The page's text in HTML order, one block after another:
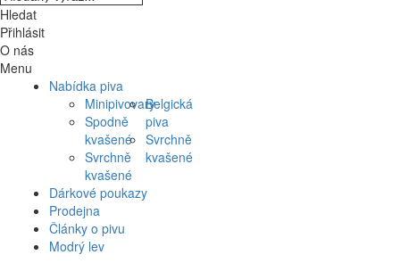
Hledat
Přihlásit
O nás
Menu
Nabídka piva
Minipivovary
Spodně
kvašené
Svrchně
kvašené
Belgická
piva
Svrchně
kvašené
Dárkové poukazy
Prodejna
Články o pivu
Modrý lev